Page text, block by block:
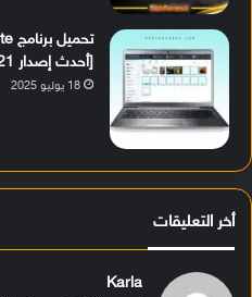
[أحدث إصدار 2021]
18 يوليو 2025
أخر التعليقات
Karla